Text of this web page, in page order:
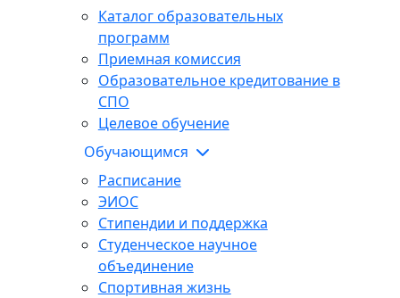
Каталог образовательных
программ
Приемная комиссия
Образовательное кредитование в
СПО
Целевое обучение
Обучающимся
Расписание
ЭИОС
Стипендии и поддержка
Студенческое научное
объединение
Спортивная жизнь